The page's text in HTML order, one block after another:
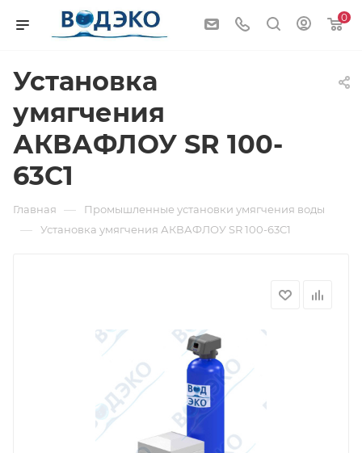
0
Установка
умягчения
АКВАФЛОУ SR 100-
63C1
Главная — Промышленные установки умягчения воды
— Установка умягчения АКВАФЛОУ SR 100-63C1